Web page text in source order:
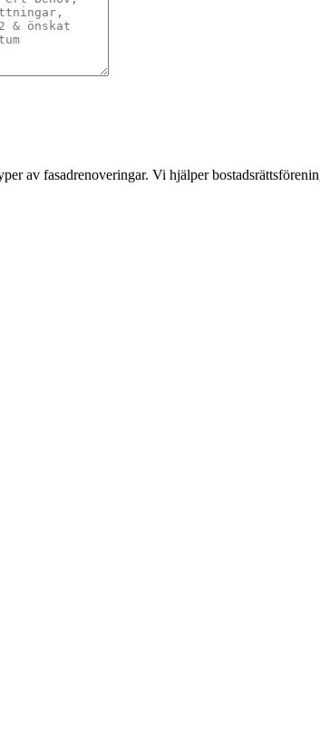
av fasadrenoveringar. Vi hjälper